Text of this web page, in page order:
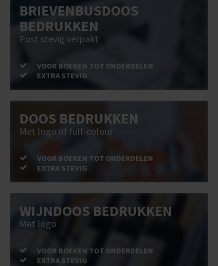
BRIEVENBUSDOOS
BEDRUKKEN
Post stevig verpakt
VOOR BOEKEN TOT ONDERDELEN
EXTRA STEVIG
DOOS BEDRUKKEN
Met logo of full-colour
VOOR BOEKEN TOT ONDERDELEN
EXTRA STEVIG
WIJNDOOS BEDRUKKEN
Met logo
VOOR BOEKEN TOT ONDERDELEN
EXTRA STEVIG